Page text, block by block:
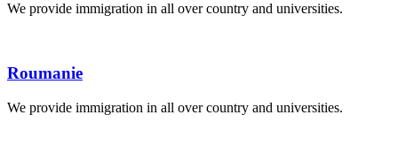
We provide immigration in all over country and universities.
Roumanie
We provide immigration in all over country and universities.